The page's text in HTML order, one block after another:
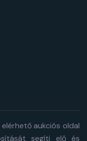
aukciós oldal
segíti elő és